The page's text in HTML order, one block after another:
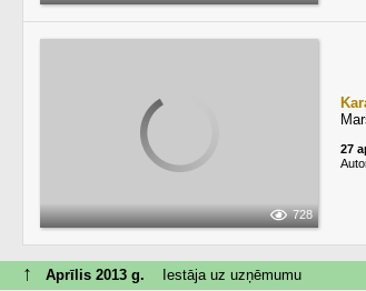
728
27
↑ Aprīlis 2013 g. Iestāja uz uzņēmumu